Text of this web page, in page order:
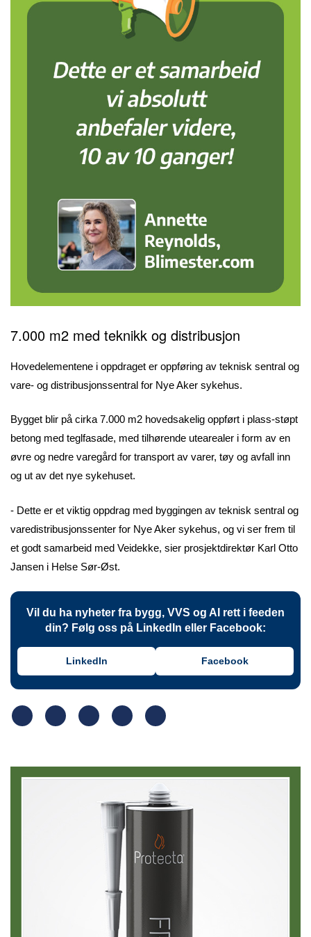
7.000 m2 med teknikk og distribusjon
Hovedelementene i oppdraget er oppføring av teknisk sentral og
vare- og distribusjonssentral for Nye Aker sykehus.
Bygget blir på cirka 7.000 m2 hovedsakelig oppført i plass-støpt
betong med teglfasade, med tilhørende utearealer i form av en
øvre og nedre varegård for transport av varer, tøy og avfall inn
og ut av det nye sykehuset.
- Dette er et viktig oppdrag med byggingen av teknisk sentral og
varedistribusjonssenter for Nye Aker sykehus, og vi ser frem til
et godt samarbeid med Veidekke, sier prosjektdirektør Karl Otto
Jansen i Helse Sør-Øst.
Vil du ha nyheter fra bygg, VVS og AI rett i feeden
din? Følg oss på LinkedIn eller Facebook:
LinkedIn Facebook